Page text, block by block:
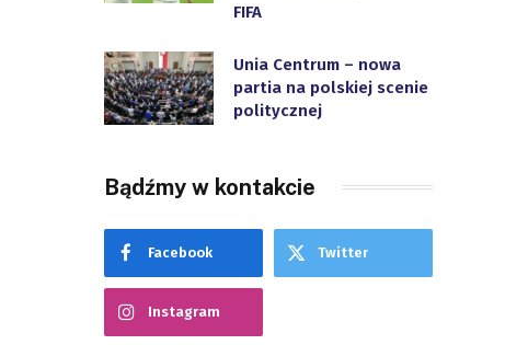
FIFA
Unia Centrum – nowa
partia na polskiej scenie
politycznej
Bądźmy w kontakcie
Facebook Twitter
Instagram